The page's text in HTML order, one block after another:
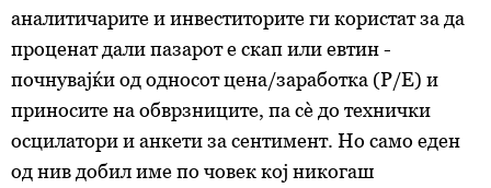
аналитичарите и инвеститорите ги користат за да
проценат дали пазарот е скап или евтин -
почнувајќи од односот цена/заработка (P/E) и
приносите на обврзниците, па сè до технички
осцилатори и анкети за сентимент. Но само еден
од нив добил име по човек кој никогаш